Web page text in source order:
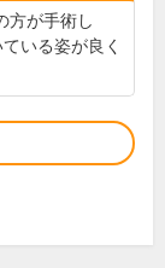
方が手術し
いる姿が良く